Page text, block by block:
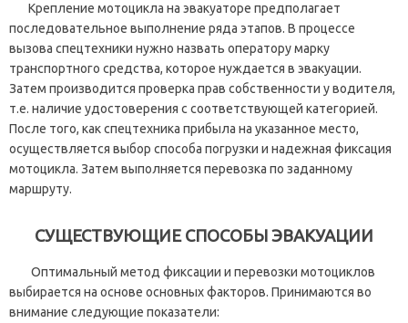
Крепление мотоцикла на эвакуаторе предполагает
последовательное выполнение ряда этапов. В процессе
вызова спецтехники нужно назвать оператору марку
транспортного средства, которое нуждается в эвакуации.
Затем производится проверка прав собственности у водителя,
т.е. наличие удостоверения с соответствующей категорией.
После того, как спецтехника прибыла на указанное место,
осуществляется выбор способа погрузки и надежная фиксация
мотоцикла. Затем выполняется перевозка по заданному
маршруту.
СУЩЕСТВУЮЩИЕ СПОСОБЫ ЭВАКУАЦИИ
Оптимальный метод фиксации и перевозки мотоциклов
выбирается на основе основных факторов. Принимаются во
внимание следующие показатели: